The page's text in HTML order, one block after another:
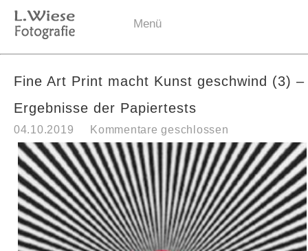
Menü
Fine Art Print macht Kunst geschwind (3) –
Ergebnisse der Papiertests
04.10.2019 Kommentare geschlossen